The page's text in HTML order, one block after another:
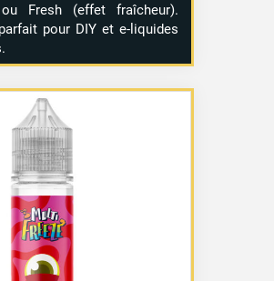
Fresh (effet fraîcheur).
pour DIY et e-liquides